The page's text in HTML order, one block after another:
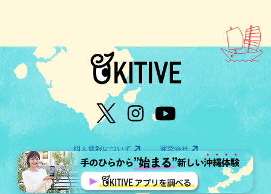
個人情報について 運営会社
©OTV CO.,LTD All Rights Reserved.